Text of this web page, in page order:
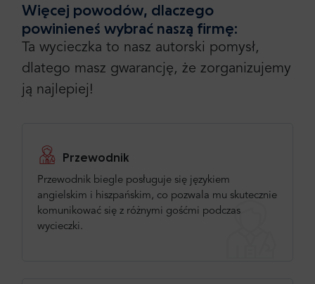
Więcej powodów, dlaczego
powinieneś wybrać naszą firmę:
Ta wycieczka to nasz autorski pomysł,
dlatego masz gwarancję, że zorganizujemy
ją najlepiej!
Przewodnik
Przewodnik biegle posługuje się językiem
angielskim i hiszpańskim, co pozwala mu skutecznie
komunikować się z różnymi gośćmi podczas
wycieczki.